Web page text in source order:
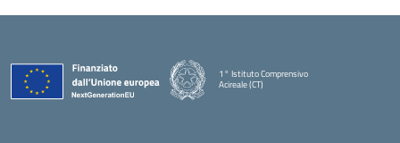
1° Istituto Comprensivo
Acireale (CT)